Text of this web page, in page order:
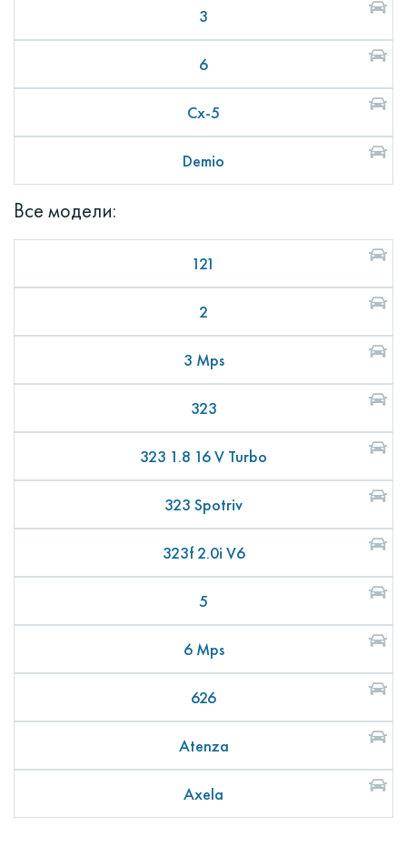
3
6
Cx-5
Demio
Все модели:
121
2
3 Mps
323
323 1.8 16 V Turbo
323 Spotriv
323f 2.0i V6
5
6 Mps
626
Atenza
Axela